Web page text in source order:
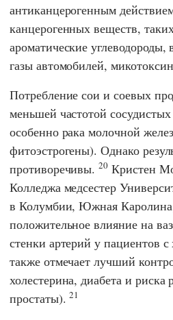
антиканцерогенным
канцерогенных веществ,
ароматические
газы автомобилей,
Потребление сои и соевых
меньшей частотой
особенно рака молочной
фитоэстрогены). Однако
противоречивы.20 Кристен
Колледжа медсестер
в Колумбии, Южная
положительное влияние на
стенки артерий у пациентов
также отмечает лучший
холестерина, диабета и риска
простаты).21